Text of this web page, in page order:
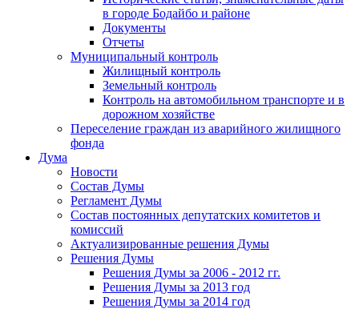
в городе Бодайбо и районе
Документы
Отчеты
Муниципальный контроль
Жилищный контроль
Земельный контроль
Контроль на автомобильном транспорте и в
дорожном хозяйстве
Переселение граждан из аварийного жилищного
фонда
Дума
Новости
Состав Думы
Регламент Думы
Состав постоянных депутатских комитетов и
комиссий
Актуализированные решения Думы
Решения Думы
Решения Думы за 2006 - 2012 гг.
Решения Думы за 2013 год
Решения Думы за 2014 год